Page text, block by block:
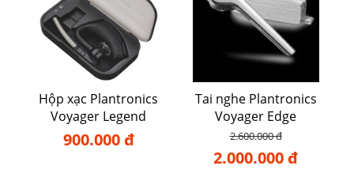
Hộp xạc Plantronics
Voyager Legend
900.000 đ
Tai nghe Plantronics
Voyager Edge
2.600.000 đ
2.000.000 đ